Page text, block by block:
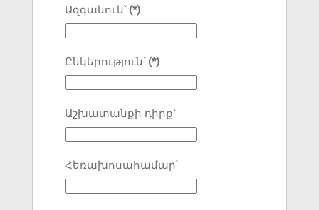
Ազգանուն՝ (*)
Ընկերություն՝ (*)
Աշխատանքի դիրք՝
Հեռախոսահամար՝